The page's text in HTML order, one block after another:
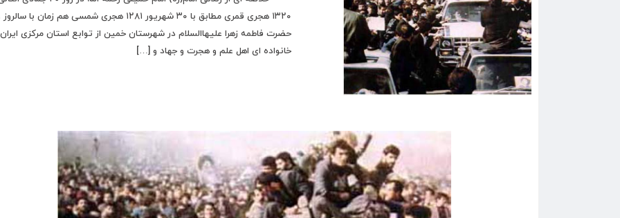
۱۳۲۰ هجری قمری مطابق با ۳۰ شهریور ۱۲۸۱ هجری شمسی هم زمان با
حضرت فاطمه زهرا علیهاالسلام در شهرستان خمین از توابع استان مرکزی
خانواده ای اهل علم و هجرت و جهاد و […]